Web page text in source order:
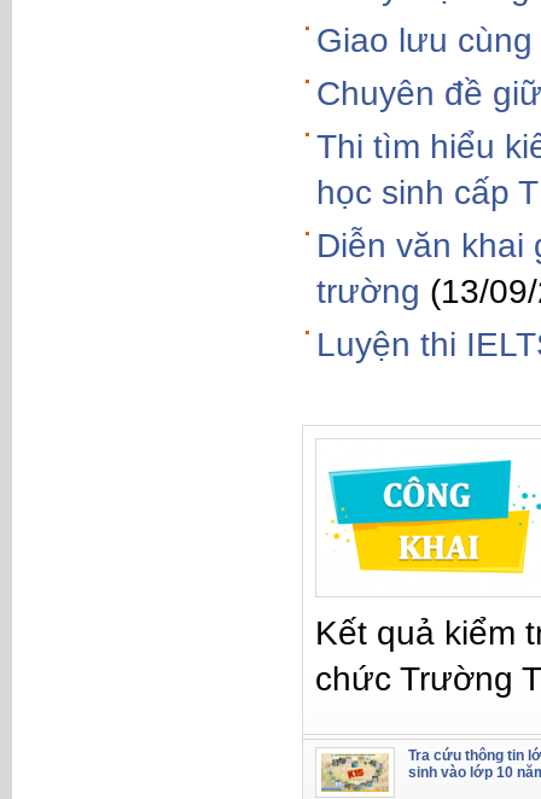
Giao lưu
Chuyên đề
Thi tìm hiểu
học sinh cấp
Diễn văn khai
trường (13/
Luyện thi
Kết quả kiểm
chức Trường
Tra cứu thông tin
sinh vào lớp 10